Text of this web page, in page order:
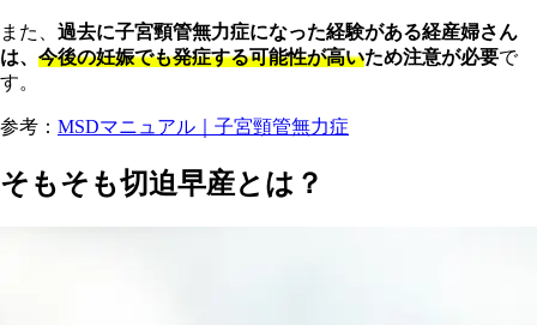
また、 過去に子宮頸管無力症になった経験がある経産婦さん
は、 今後の妊娠でも発症する可能性が高いため注意が必要で
す。
参考： MSDマニュアル｜子宮頸管無力症
そもそも切迫早産とは？